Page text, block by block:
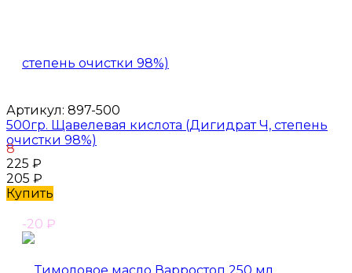
Артикул: 897-500
500гр. Щавелевая кислота (Дигидрат Ч, степень
очистки 98%)
8
225 ₽
205 ₽
Купить
-20 ₽